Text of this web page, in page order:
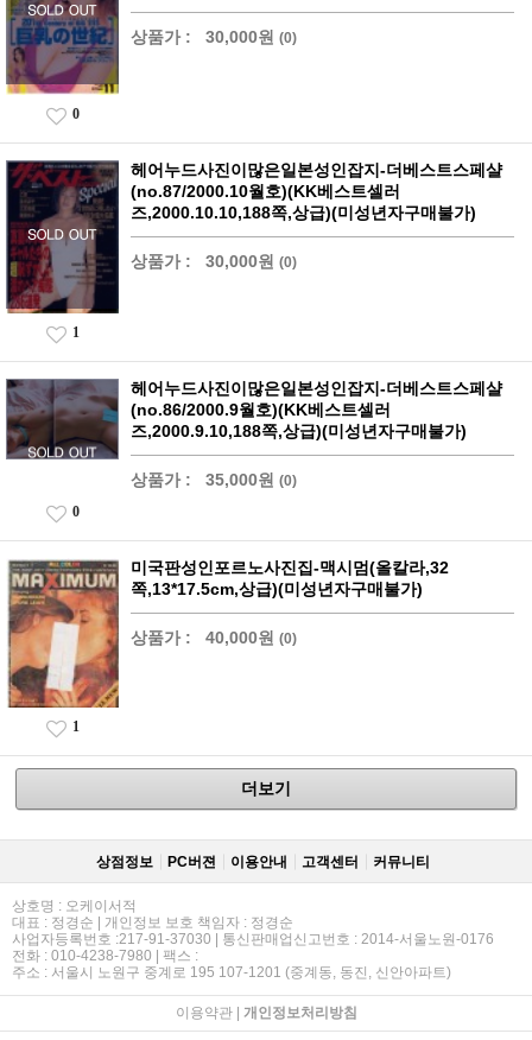
상품가 : 30,000원 (0)
0
헤어누드사진이많은일본성인잡지-더베스트스페샬
(no.87/2000.10월호)(KK베스트셀러
즈,2000.10.10,188쪽,상급)(미성년자구매불가)
상품가 : 30,000원 (0)
1
헤어누드사진이많은일본성인잡지-더베스트스페샬
(no.86/2000.9월호)(KK베스트셀러
즈,2000.9.10,188쪽,상급)(미성년자구매불가)
상품가 : 35,000원 (0)
0
미국판성인포르노사진집-맥시멈(올칼라,32
쪽,13*17.5cm,상급)(미성년자구매불가)
상품가 : 40,000원 (0)
1
더보기
상점정보 PC버젼 이용안내 고객센터 커뮤니티
상호명 : 오케이서적
대표 : 정경순 | 개인정보 보호 책임자 : 정경순
사업자등록번호 :217-91-37030 | 통신판매업신고번호 : 2014-서울노원-0176
전화 : 010-4238-7980 | 팩스 :
주소 : 서울시 노원구 중계로 195 107-1201 (중계동, 동진, 신안아파트)
이용약관| 개인정보처리방침